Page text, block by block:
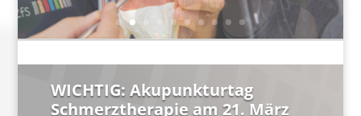
WICHTIG: Akupunkturtag
Schmerztherapie am 21. März